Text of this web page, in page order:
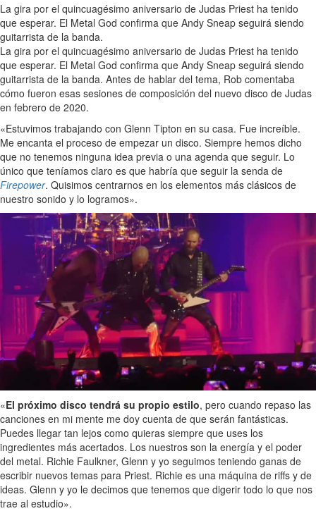
La gira por el quincuagésimo aniversario de Judas Priest ha tenido
que esperar. El Metal God confirma que Andy Sneap seguirá siendo
guitarrista de la banda.
La gira por el quincuagésimo aniversario de Judas Priest ha tenido
que esperar. El Metal God confirma que Andy Sneap seguirá siendo
guitarrista de la banda. Antes de hablar del tema, Rob comentaba
cómo fueron esas sesiones de composición del nuevo disco de Judas
en febrero de 2020.
«Estuvimos trabajando con Glenn Tipton en su casa. Fue increíble.
Me encanta el proceso de empezar un disco. Siempre hemos dicho
que no tenemos ninguna idea previa o una agenda que seguir. Lo
único que teníamos claro es que habría que seguir la senda de
Firepower. Quisimos centrarnos en los elementos más clásicos de
nuestro sonido y lo logramos».
«El próximo disco tendrá su propio estilo, pero cuando repaso las
canciones en mi mente me doy cuenta de que serán fantásticas.
Puedes llegar tan lejos como quieras siempre que uses los
ingredientes más acertados. Los nuestros son la energía y el poder
del metal. Richie Faulkner, Glenn y yo seguimos teniendo ganas de
escribir nuevos temas para Priest. Richie es una máquina de riffs y de
ideas. Glenn y yo le decimos que tenemos que digerir todo lo que nos
trae al estudio».